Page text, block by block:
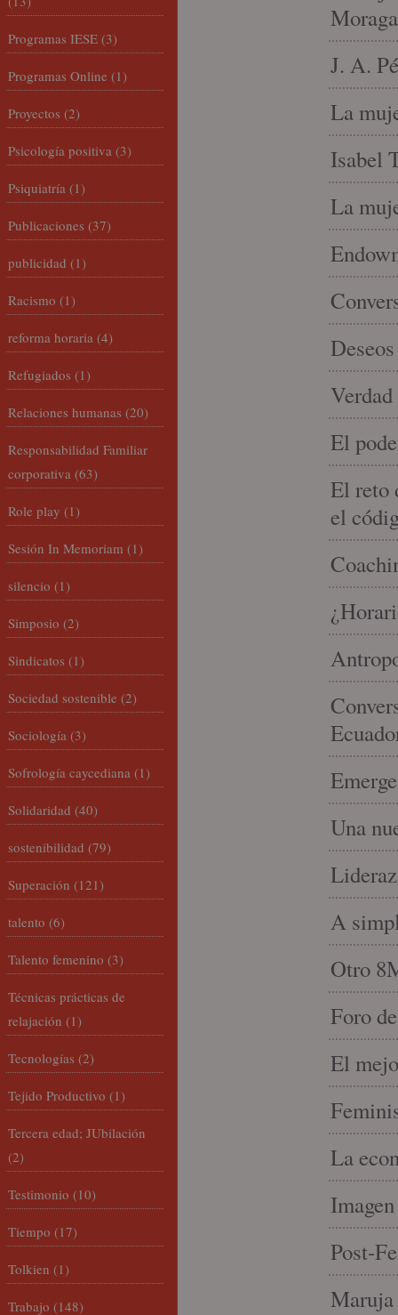
J. A.
La
Isabel
La
El
El reto
el
Una
A
Otro
Foro
El
La
Post-
Maruja
Programas IESE (3)
Programas Online (1)
Proyectos (2)
Psicología positiva (3)
Psiquiatría (1)
Publicaciones (37)
publicidad (1)
Racismo (1)
reforma horaria (4)
Refugiados (1)
Relaciones humanas (20)
Responsabilidad Familiar
corporativa (63)
Role play (1)
Sesión In Memoriam (1)
silencio (1)
Simposio (2)
Sindicatos (1)
Sociedad sostenible (2)
Sociología (3)
Sofrología caycediana (1)
Solidaridad (40)
sostenibilidad (79)
Superación (121)
talento (6)
Talento femenino (3)
Técnicas prácticas de
relajación (1)
Tecnologías (2)
Tejido Productivo (1)
Tercera edad; JUbilación
(2)
Testimonio (10)
Tiempo (17)
Tolkien (1)
Trabajo (148)